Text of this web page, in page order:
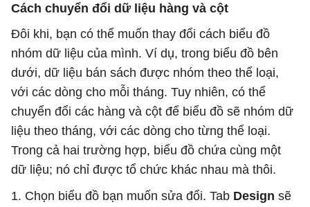
Cách chuyển đổi dữ liệu hàng và cột
Đôi khi, bạn có thể muốn thay đổi cách biểu đồ
nhóm dữ liệu của mình. Ví dụ, trong biểu đồ bên
dưới, dữ liệu bán sách được nhóm theo thể loại,
với các dòng cho mỗi tháng. Tuy nhiên, có thể
chuyển đổi các hàng và cột để biểu đồ sẽ nhóm dữ
liệu theo tháng, với các dòng cho từng thể loại.
Trong cả hai trường hợp, biểu đồ chứa cùng một
dữ liệu; nó chỉ được tổ chức khác nhau mà thôi.
1. Chọn biểu đồ bạn muốn sửa đổi. Tab Design sẽ